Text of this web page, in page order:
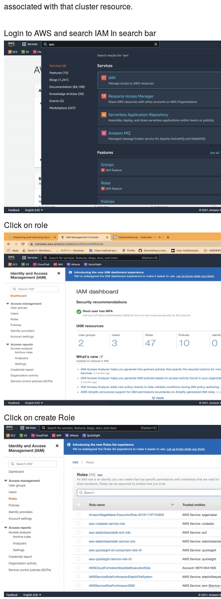
associated with that cluster resource.
Login to AWS and search IAM In search bar
Click on role
Click on create Role